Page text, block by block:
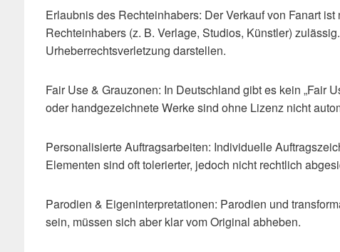
Erlaubnis des Rechteinhabers: Der Verkauf von Fanart
Rechteinhabers (z. B. Verlage, Studios, Künstler)
Urheberrechtsverletzung darstellen.
Fair Use & Grauzonen: In Deutschland gibt es kein „Fair
oder handgezeichnete Werke sind ohne Lizenz nicht
Personalisierte Auftragsarbeiten: Individuelle
Elementen sind oft tolerierter, jedoch nicht rechtlich
Parodien & Eigeninterpretationen: Parodien und
sein, müssen sich aber klar vom Original abheben.